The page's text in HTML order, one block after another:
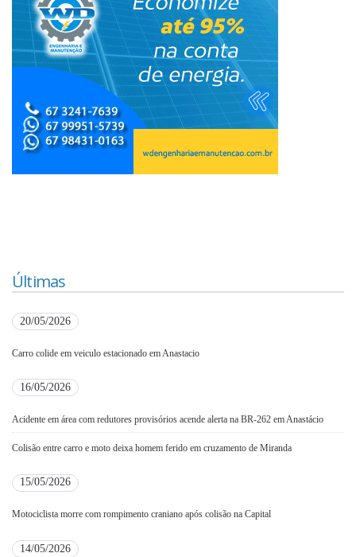
Últimas
20/05/2026
Carro colide em veiculo estacionado em Anastacio
16/05/2026
Acidente em área com redutores provisórios acende alerta na BR-262 em Anastácio
Colisão entre carro e moto deixa homem ferido em cruzamento de Miranda
15/05/2026
Motociclista morre com rompimento craniano após colisão na Capital
14/05/2026